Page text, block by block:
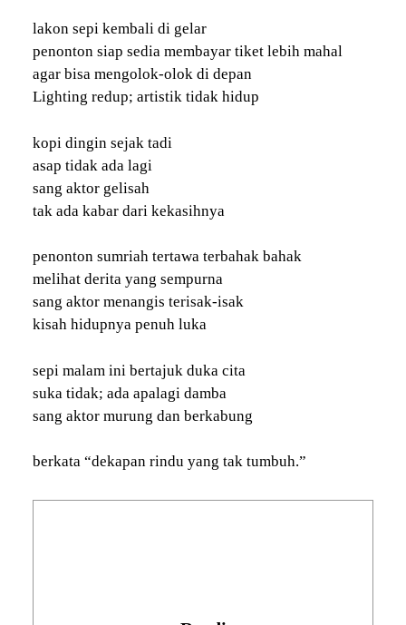
lakon sepi kembali di gelar
penonton siap sedia membayar tiket lebih mahal
agar bisa mengolok-olok di depan
Lighting redup; artistik tidak hidup
kopi dingin sejak tadi
asap tidak ada lagi
sang aktor gelisah
tak ada kabar dari kekasihnya
penonton sumriah tertawa terbahak bahak
melihat derita yang sempurna
sang aktor menangis terisak-isak
kisah hidupnya penuh luka
sepi malam ini bertajuk duka cita
suka tidak; ada apalagi damba
sang aktor murung dan berkabung
berkata “dekapan rindu yang tak tumbuh.”